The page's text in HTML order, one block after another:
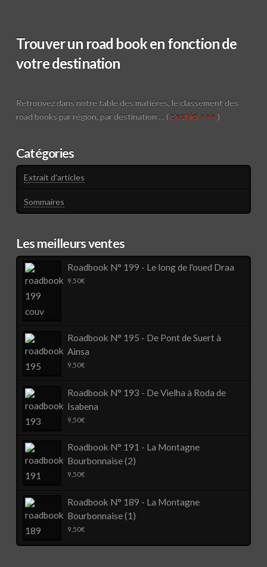
Trouver un road book en fonction de
votre destination
Retrouvez dans notre table des matières, le classement des
road books par région, par destination … (c'est ici >>> )
Catégories
Extrait d'articles
Sommaires
Les meilleurs ventes
Roadbook N° 199 - Le long de l'oued Draa
9,50€
Roadbook N° 195 - De Pont de Suert à
Ainsa
9,50€
Roadbook N° 193 - De Vielha à Roda de
Isabena
9,50€
Roadbook N° 191 - La Montagne
Bourbonnaise (2)
9,50€
Roadbook N° 189 - La Montagne
Bourbonnaise (1)
9,50€